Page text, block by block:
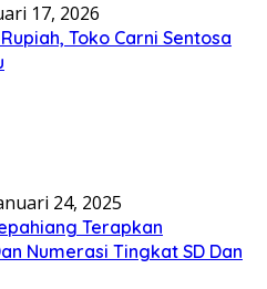
17, 2026
Toko Carni Sentosa
24, 2025
Terapkan
Numerasi Tingkat SD Dan